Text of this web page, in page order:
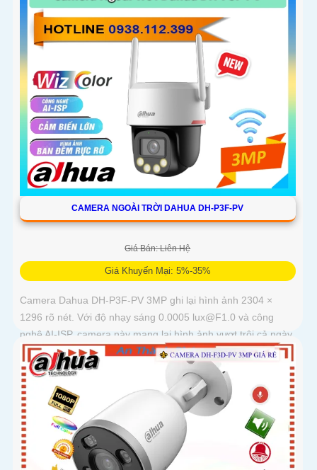
CAMERA NGOÀI TRỜI DAHUA DH-P3F-PV
Giá Bán: Liên Hệ
Giá Khuyến Mại: 5%-35%
Camera Dahua DH-P3F-PV 3MP ghi lại hình ảnh 2304 ×
1296 rõ nét. Với độ nhạy sáng 0.0005 lux@F1.0 và công
nghệ AI-ISP, camera này mang lại hình ảnh vượt trội cả ngày
lẫn đêm